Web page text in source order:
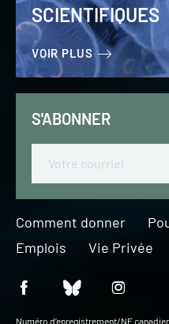
SCIENTIFIQUES
VOIR PLUS
S'ABONNER
Comment donner
Emplois
Vie Privée
Numéro d’enregistrement/NE